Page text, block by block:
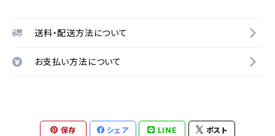
送料・配送方法について
お支払い方法について
保存 シェア LINE ポスト